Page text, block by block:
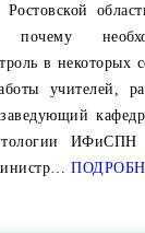
почему
в некоторых
учителей,